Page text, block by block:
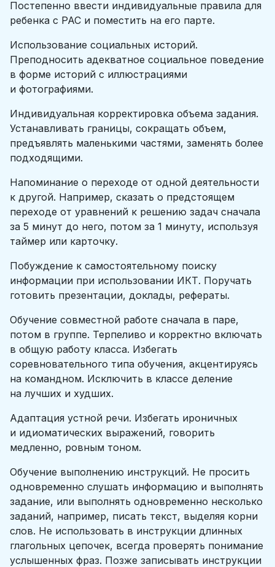
Постепенно ввести индивидуальные правила для
ребенка с РАС и поместить на его парте.
Использование социальных историй.
Преподносить адекватное социальное поведение
в форме историй с иллюстрациями
и фотографиями.
Индивидуальная корректировка объема задания.
Устанавливать границы, сокращать объем,
предъявлять маленькими частями, заменять более
подходящими.
Напоминание о переходе от одной деятельности
к другой. Например, сказать о предстоящем
переходе от уравнений к решению задач сначала
за 5 минут до него, потом за 1 минуту, используя
таймер или карточку.
Побуждение к самостоятельному поиску
информации при использовании ИКТ. Поручать
готовить презентации, доклады, рефераты.
Обучение совместной работе сначала в паре,
потом в группе. Терпеливо и корректно включать
в общую работу класса. Избегать
соревновательного типа обучения, акцентируясь
на командном. Исключить в классе деление
на лучших и худших.
Адаптация устной речи. Избегать ироничных
и идиоматических выражений, говорить
медленно, ровным тоном.
Обучение выполнению инструкций. Не просить
одновременно слушать информацию и выполнять
задание, или выполнять одновременно несколько
заданий, например, писать текст, выделяя корни
слов. Не использовать в инструкции длинных
глагольных цепочек, всегда проверять понимание
услышенных фраз. Позже записывать инструкции